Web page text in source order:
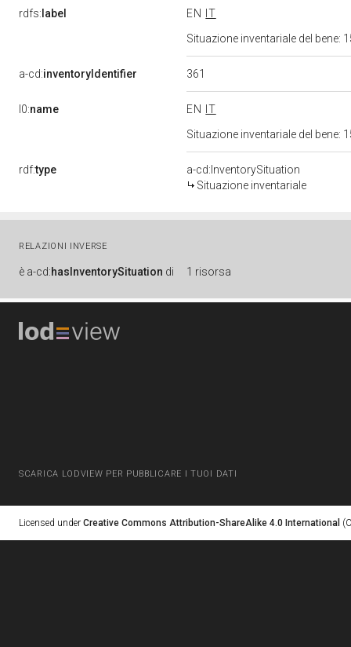
rdfs: label EN
IT
Situazione inventariale del bene:
a-cd:inventoryIdentifier 361
l0:name EN
IT
Situazione inventariale del bene:
rdf:type
a-cd:InventorySituation
Situazione inventariale
RELAZIONI INVERSE
è a-cd:hasInventorySituation di 1 risorsa
SCARICA LODVIEW PER PUBBLICARE I TUOI DATI
Licensed under Creative Commons Attribution-ShareAlike 4.0 International